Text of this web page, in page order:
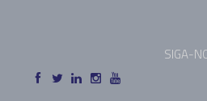
SIGA-